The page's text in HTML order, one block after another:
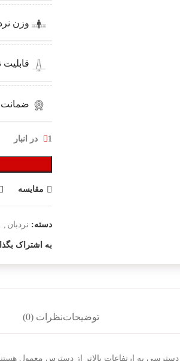
وزن
ضمانت
1 در انبار
مقایسه
دسته: نردبان ,
به اشتراک
توضیحاتنظرات (0)